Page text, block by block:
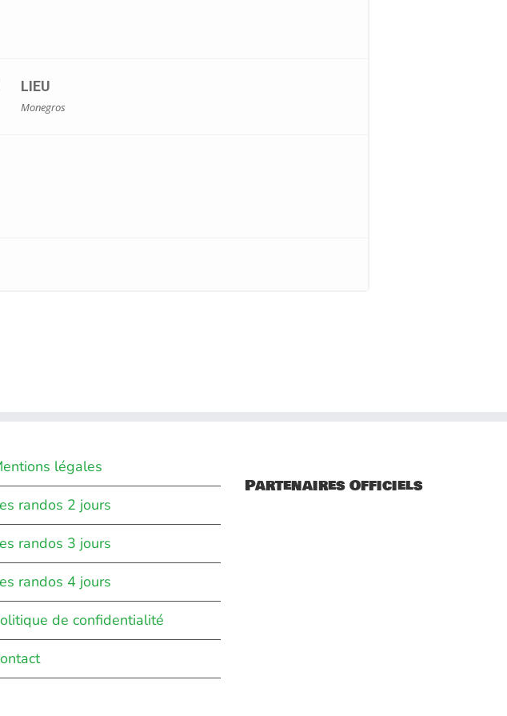
LIEU
Monegros
légales
randos 2 jours
randos 3 jours
randos 4 jours
de confidentialité
Partenaires Officiels